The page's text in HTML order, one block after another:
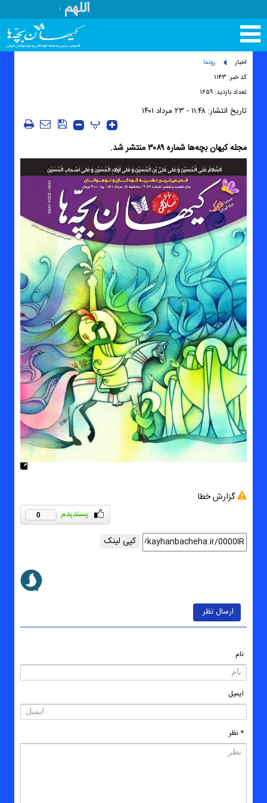
اللهم صل علی
تغییر
وضعیت
منوی
سرویس
اخبار
رونما
کد خبر: ۱۱۴۳
تعداد بازدید: ۱۶۵۹
تاریخ انتشار: ۱۱:۴۸ - ۲۳ مرداد ۱۴۰۱
پ
مجله کیهان بچه‌ها شماره ۳۰۸۹ منتشر شد.
گزارش خطا
0
کپی لینک
ارسال نظر
نام
ایمیل
* نظر